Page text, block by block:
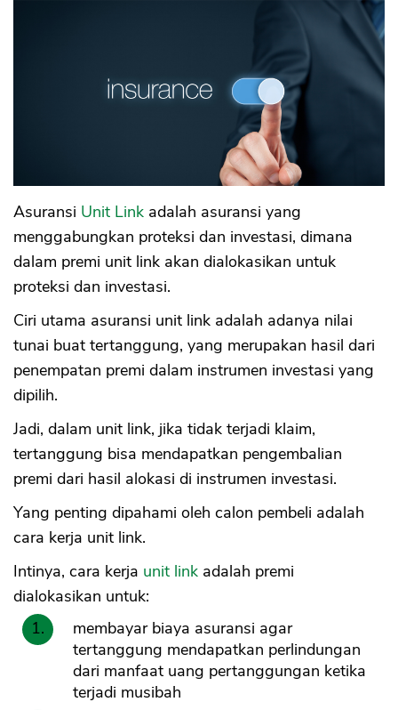
Asuransi Unit Link adalah asuransi yang
menggabungkan proteksi dan investasi, dimana
dalam premi unit link akan dialokasikan untuk
proteksi dan investasi.
Ciri utama asuransi unit link adalah adanya nilai
tunai buat tertanggung, yang merupakan hasil dari
penempatan premi dalam instrumen investasi yang
dipilih.
Jadi, dalam unit link, jika tidak terjadi klaim,
tertanggung bisa mendapatkan pengembalian
premi dari hasil alokasi di instrumen investasi.
Yang penting dipahami oleh calon pembeli adalah
cara kerja unit link.
Intinya, cara kerja unit link adalah premi
dialokasikan untuk:
membayar biaya asuransi agar
tertanggung mendapatkan perlindungan
dari manfaat uang pertanggungan ketika
terjadi musibah